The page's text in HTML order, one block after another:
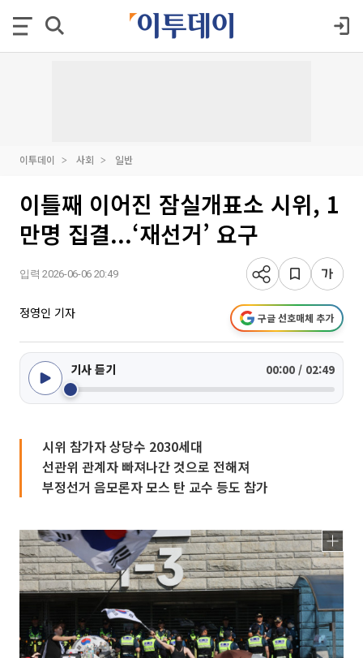
이투데이 사회 일반
이틀째 이어진 잠실개표소 시위, 1
만명 집결...‘재선거’ 요구
입력 2026-06-06 20:49
정영인 기자 구글 선호매체 추가
기사 듣기 00:00 / 02:49
시위 참가자 상당수 2030세대
선관위 관계자 빠져나간 것으로 전해져
부정선거 음모론자 모스 탄 교수 등도 참가